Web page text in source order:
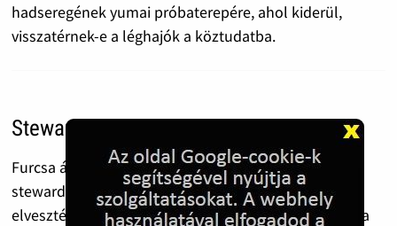
hadseregének yumai próbaterepére, ahol kiderül,
visszatérnek-e a léghajók a köztudatba.
Stewardess-ek a Playboyban
Furcsa ám hatásos módját választották a mexikói
stewardess-ek, hogy megbosszulják munkahelyük
elvesztését és egyben megkeressék a villanyszámlára